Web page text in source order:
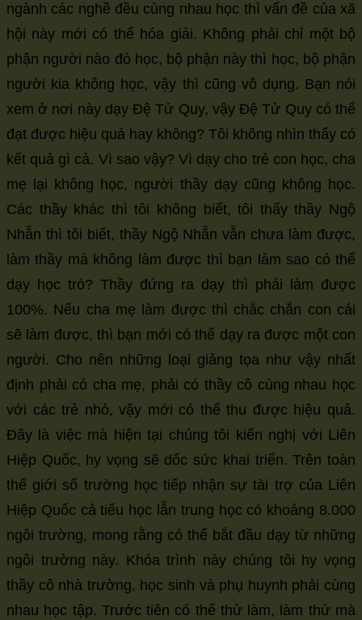
ngành các nghề đều cùng nhau học thì vấn đề của xã
hội này mới có thể hóa giải. Không phải chỉ một bộ
phận người nào đó học, bộ phận này thì học, bộ phận
người kia không học, vậy thì cũng vô dụng. Bạn nói
xem ở nơi này dạy Đệ Tử Quy, vậy Đệ Tử Quy có thể
đạt được hiệu quả hay không? Tôi không nhìn thấy có
kết quả gì cả. Vì sao vậy? Vì dạy cho trẻ con học, cha
mẹ lại không học, người thầy dạy cũng không học.
Các thầy khác thì tôi không biết, tôi thấy thầy Ngộ
Nhẫn thì tôi biết, thầy Ngộ Nhẫn vẫn chưa làm được,
làm thầy mà không làm được thì bạn làm sao có thể
dạy học trò? Thầy đứng ra dạy thì phải làm được
100%. Nếu cha mẹ làm được thì chắc chắn con cái
sẽ làm được, thì bạn mới có thể dạy ra được một con
người. Cho nên những loại giảng tọa như vậy nhất
định phải có cha mẹ, phải có thầy cô cùng nhau học
với các trẻ nhỏ, vậy mới có thể thu được hiệu quả.
Đây là việc mà hiện tại chúng tôi kiến nghị với Liên
Hiệp Quốc, hy vọng sẽ dốc sức khai triển. Trên toàn
thế giới số trường học tiếp nhận sự tài trợ của Liên
Hiệp Quốc cả tiểu học lẫn trung học có khoảng 8.000
ngôi trường, mong rằng có thể bắt đầu dạy từ những
ngôi trường này. Khóa trình này chúng tôi hy vọng
thầy cô nhà trường, học sinh và phụ huynh phải cùng
nhau học tập. Trước tiên có thể thử làm, làm thử mà